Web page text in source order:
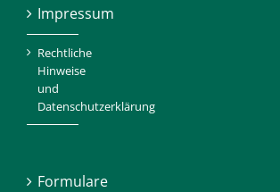
Impressum
Rechtliche
Hinweise
und
Datenschutzerklärung
Formulare